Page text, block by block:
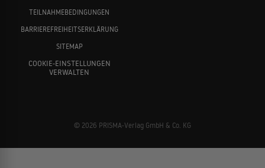
TEILNAHMEBEDINGUNGEN
BARRIEREFREIHEITSERKLÄRUNG
SITEMAP
COOKIE-EINSTELLUNGEN
VERWALTEN
© 2026 PRISMA-Verlag GmbH & Co. KG